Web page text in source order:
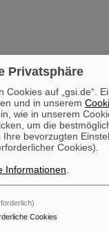
Privatsphäre
Cookies auf „gsi.de“.
und in unserem
wie in unserem
um die
bevorzugten
Cookies).
Informationen
Cookies